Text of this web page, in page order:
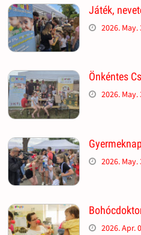
Játék,
2026. May.
Önkéntes
2026. May.
2026. May.
2026. Apr.